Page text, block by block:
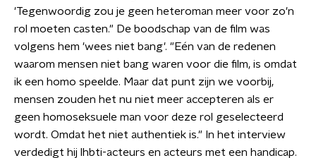
'Tegenwoordig zou je geen heteroman meer voor zo'n
rol moeten casten." De boodschap van de film was
volgens hem 'wees niet bang'. "Eén van de redenen
waarom mensen niet bang waren voor die film, is omdat
ik een homo speelde. Maar dat punt zijn we voorbij,
mensen zouden het nu niet meer accepteren als er
geen homoseksuele man voor deze rol geselecteerd
wordt. Omdat het niet authentiek is." In het interview
verdedigt hij lhbti-acteurs en acteurs met een handicap.